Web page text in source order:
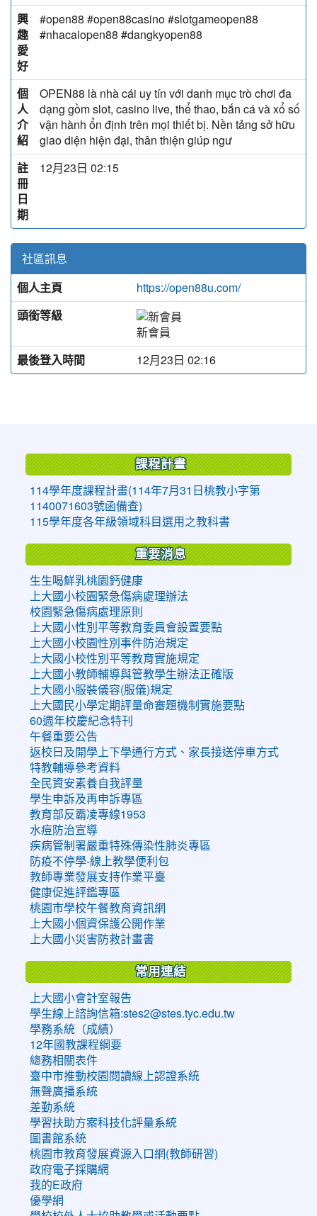
興
趣
愛
好
#open88 #open88casino #slotgameopen88
#nhacaiopen88 #dangkyopen88
個
人
介
紹
OPEN88 là nhà cái uy tín với danh mục trò chơi đa
dạng gồm slot, casino live, thể thao, bắn cá và xổ số
vận hành ổn định trên mọi thiết bị. Nền tảng sở hữu
giao diện hiện đại, thân thiện giúp ngư
註
冊
日
期
12月23日 02:15
社區訊息
個人主頁
https://open88u.com/
頭銜等級
新會員
最後登入時間
12月23日 02:16
課程計畫
114學年度課程計畫(114年7月31日桃教小字第
1140071603號函備查)
115學年度各年級領域科目選用之教科書
重要消息
生生喝鮮乳桃園鈣健康
上大國小校園緊急傷病處理辦法
校園緊急傷病處理原則
上大國小性別平等教育委員會設置要點
上大國小校園性別事件防治規定
上大國小校性別平等教育實施規定
上大國小教師輔導與管教學生辦法正確版
上大國小服裝儀容(服儀)規定
上大國民小學定期評量命審題機制實施要點
60週年校慶紀念特刊
午餐重要公告
返校日及開學上下學通行方式、家長接送停車方式
特教輔導參考資料
全民資安素養自我評量
學生申訴及再申訴專區
教育部反霸凌專線1953
水痘防治宣導
疾病管制署嚴重特殊傳染性肺炎專區
防疫不停學-線上教學便利包
教師專業發展支持作業平臺
健康促進評鑑專區
桃園市學校午餐教育資訊網
上大國小個資保護公開作業
上大國小災害防救計畫書
常用連結
上大國小會計室報告
學生線上諮詢信箱:stes2@stes.tyc.edu.tw
學務系統（成績）
12年國教課程綱要
總務相關表件
臺中市推動校園閱讀線上認證系統
無聲廣播系統
差勤系統
學習扶助方案科技化評量系統
圖書館系統
桃園市教育發展資源入口網(教師研習)
政府電子採購網
我的E政府
優學網